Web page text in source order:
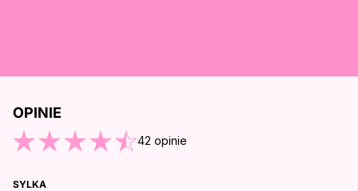
KOŃCA OPINII
OPINIE
42 opinie
SYLKA